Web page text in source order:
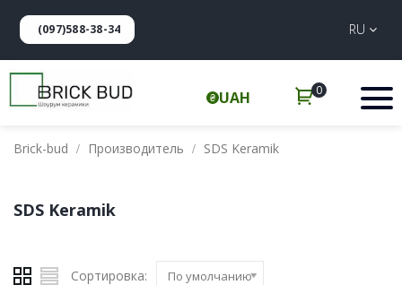
(097)588-38-34 RU
UAH 0
Brick-bud Производитель SDS Keramik
SDS Keramik
Сортировка: По умолчанию